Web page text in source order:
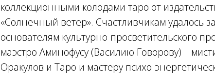
коллекционными колодами таро от
«Солнечный ветер». Счастливчикам удалось
основателям культурно-просветительского
маэстро Аминофусу (Василию Говорову) –
Оракулов и Таро и мастеру психо-